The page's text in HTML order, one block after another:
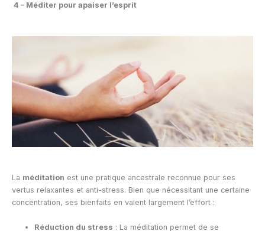
4 – Méditer pour apaiser l’esprit
La méditation est une pratique ancestrale reconnue pour ses
vertus relaxantes et anti-stress. Bien que nécessitant une certaine
concentration, ses bienfaits en valent largement l’effort :
Réduction du stress : La méditation permet de se